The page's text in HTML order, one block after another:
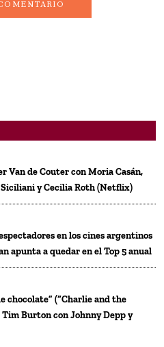
Van de Couter con Moria Casán,
y Cecilia Roth (Netflix)
en los cines argentinos
apunta a quedar en el Top 5 anual
chocolate” (“Charlie and the
Burton con Johnny Depp y